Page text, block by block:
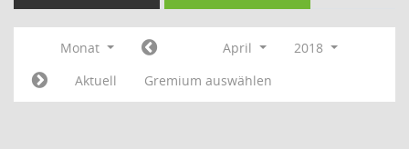
Monat April
2018
Aktuell
Gremium auswählen